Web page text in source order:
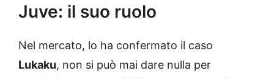
Juve: il suo ruolo
Nel mercato, lo ha confermato il caso
Lukaku, non si può mai dare nulla per